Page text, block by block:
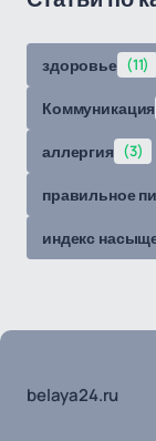
здоровье (11)
Коммуникация
аллергия (3)
правильное
индекс
belaya24.ru